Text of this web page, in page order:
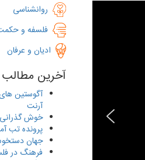
روانشناسی
فلسفه و
ادیان و عرفان
آخرین مطالب
آگوستین
آرنت
خوش
پرونده تب
جهان
فرهنگ در